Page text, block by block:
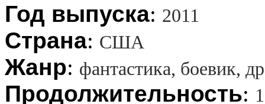
Год выпуска: 2011
Страна: США
Жанр: фантастика, боевик,
Продолжительность: